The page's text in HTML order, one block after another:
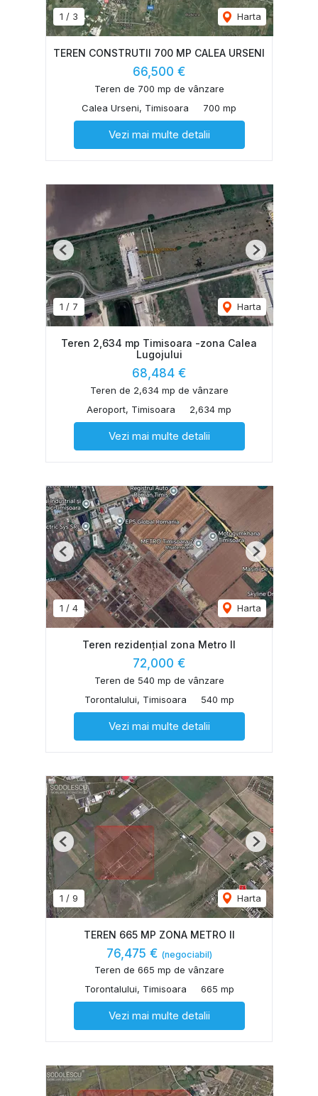
1 / 3 Harta
TEREN CONSTRUTII 700 MP CALEA URSENI
66,500 €
Teren de 700 mp de vânzare
Calea Urseni, Timisoara
700 mp
Vezi mai multe detalii
1 / 7 Harta
Previous Next
Teren 2,634 mp Timisoara -zona Calea
Lugojului
68,484 €
Teren de 2,634 mp de vânzare
Aeroport, Timisoara
2,634 mp
Vezi mai multe detalii
1 / 4 Harta
Previous Next
Teren rezidențial zona Metro II
72,000 €
Teren de 540 mp de vânzare
Torontalului, Timisoara
540 mp
Vezi mai multe detalii
1 / 9 Harta
Previous Next
TEREN 665 MP ZONA METRO II
76,475 € (negociabil)
Teren de 665 mp de vânzare
Torontalului, Timisoara
665 mp
Vezi mai multe detalii